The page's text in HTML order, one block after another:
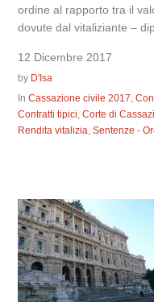
ordine al rapporto tra il
dovute dal vitaliziante –
12 Dicembre 2017
by D'Isa
InCassazione civile 2017,
Contratti tipici,Corte di
Rendita vitalizia,Sentenze -